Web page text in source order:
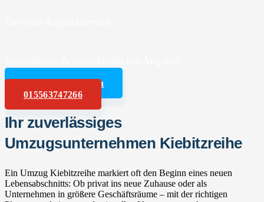
Angebot anfordern
015563747266
Ihr zuverlässiges
Umzugsunternehmen Kiebitzreihe
Ein Umzug Kiebitzreihe markiert oft den Beginn eines neuen
Lebensabschnitts: Ob privat ins neue Zuhause oder als
Unternehmen in größere Geschäftsräume – mit der richtigen